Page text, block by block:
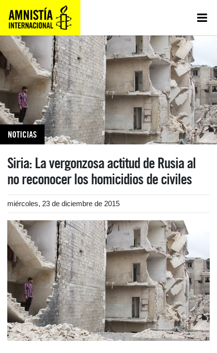
NOTICIAS
Siria: La vergonzosa actitud de Rusia al
no reconocer los homicidios de civiles
miércoles, 23 de diciembre de 2015